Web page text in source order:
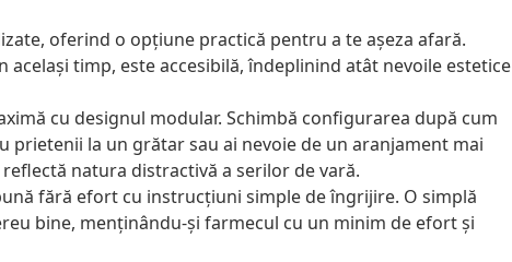
oferind o opțiune practică pentru a te așeza afară.
timp, este accesibilă, îndeplinind atât nevoile estetice
cu designul modular. Schimbă configurarea după cum
la un grătar sau ai nevoie de un aranjament mai
natura distractivă a serilor de vară.
fără efort cu instrucțiuni simple de îngrijire. O simplă
bine, menținându-și farmecul cu un minim de efort și